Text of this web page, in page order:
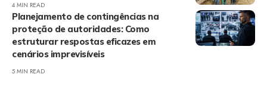
4 MIN READ
Planejamento de contingências na
proteção de autoridades: Como
estruturar respostas eficazes em
cenários imprevisíveis
5 MIN READ